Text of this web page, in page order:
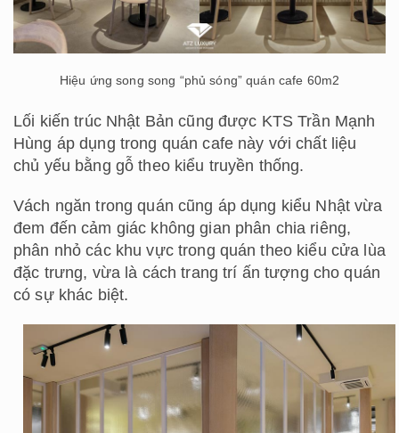
Hiệu ứng song song “phủ sóng” quán cafe 60m2
Lối kiến trúc Nhật Bản cũng được KTS Trần Mạnh
Hùng áp dụng trong quán cafe này với chất liệu
chủ yếu bằng gỗ theo kiểu truyền thống.
Vách ngăn trong quán cũng áp dụng kiểu Nhật vừa
đem đến cảm giác không gian phân chia riêng,
phân nhỏ các khu vực trong quán theo kiểu cửa lùa
đặc trưng, vừa là cách trang trí ấn tượng cho quán
có sự khác biệt.